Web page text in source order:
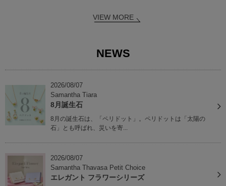
VIEW MORE
NEWS
2026/08/07
Samantha Tiara
8月誕生石
8月の誕生石は、「ペリドット」。ペリドットは「太陽の
石」とも呼ばれ、災いを寄...
2026/08/07
Samantha Thavasa Petit Choice
エレガント フラワーシリーズ